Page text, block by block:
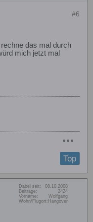
#6
das mal durch
mich jetzt mal
Top
Dabei seit:
08.10.2008
Beiträge:
2424
Vorname:
Wolfgang
Wohn/Flugort: Hangover